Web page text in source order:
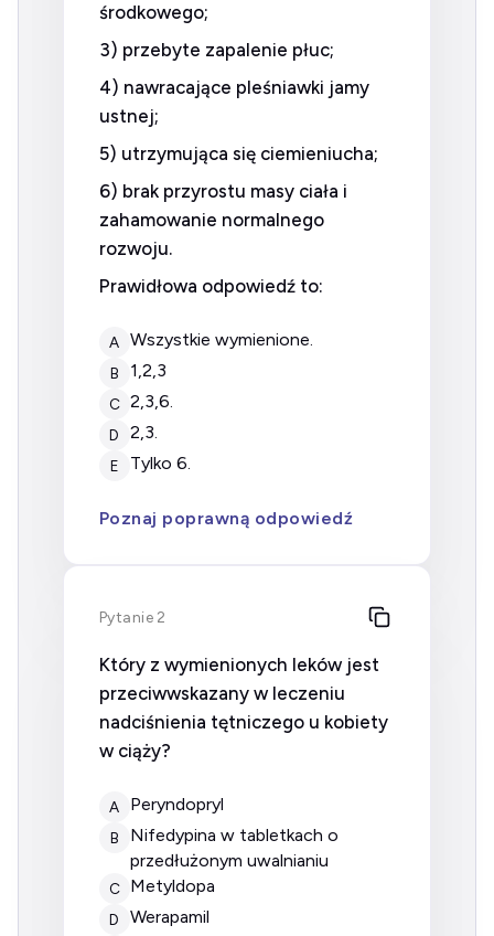
środkowego;
3) przebyte zapalenie płuc;
4) nawracające pleśniawki jamy
ustnej;
5) utrzymująca się ciemieniucha;
6) brak przyrostu masy ciała i
zahamowanie normalnego
rozwoju.
Prawidłowa odpowiedź to:
A wszystkie wymienione.
B 1,2,3
C 2,3,6.
D 2,3.
E tylko 6.
Poznaj poprawną odpowiedź
Pytanie 2
Który z wymienionych leków jest
przeciwwskazany w leczeniu
nadciśnienia tętniczego u kobiety
w ciąży?
A peryndopryl
B
nifedypina w tabletkach o
przedłużonym uwalnianiu
C metyldopa
D werapamil